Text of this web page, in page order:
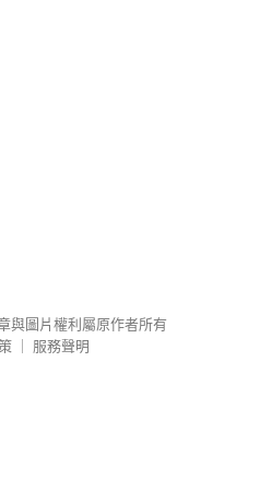
與圖片權利屬原作者所有
服務聲明